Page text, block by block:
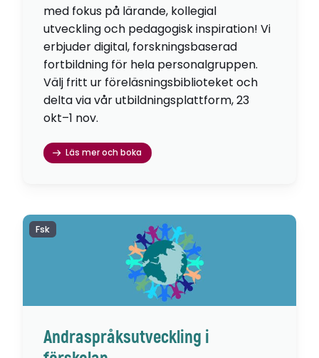
med fokus på lärande, kollegial
utveckling och pedagogisk inspiration! Vi
erbjuder digital, forskningsbaserad
fortbildning för hela personalgruppen.
Välj fritt ur föreläsningsbiblioteket och
delta via vår utbildningsplattform, 23
okt–1 nov.
Läs mer och boka
Andraspråksutveckling i
Fsk